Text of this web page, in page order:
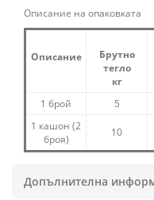
Описание на опаковката
Описание
Брутно
тегло
кг
1 брой 5
1 кашон (2
броя)
10
Допълнителна